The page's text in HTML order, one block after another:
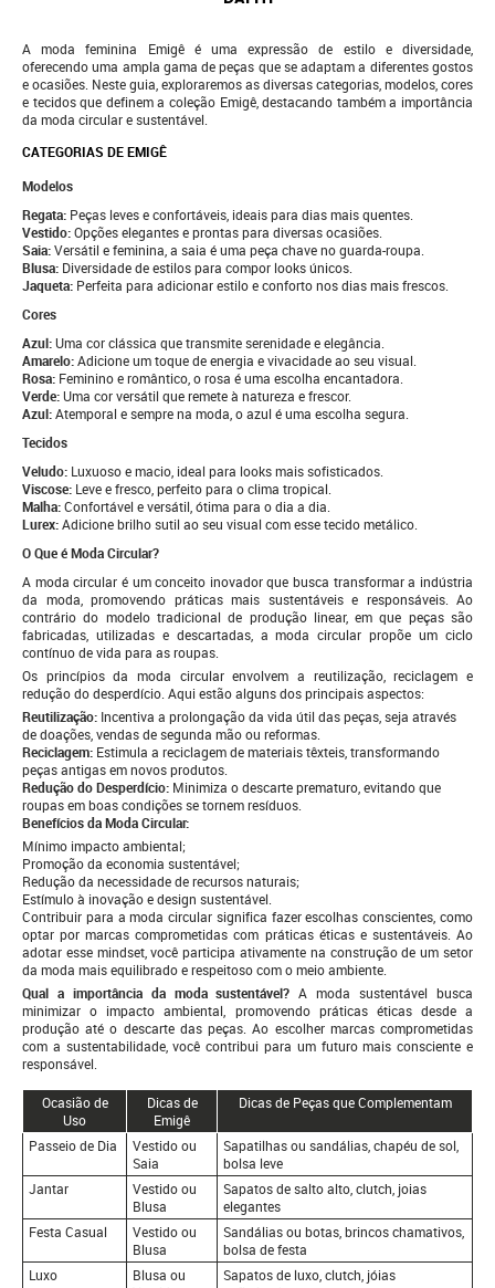
A moda feminina Emigê é uma expressão de estilo e diversidade,
oferecendo uma ampla gama de peças que se adaptam a diferentes gostos
e ocasiões. Neste guia, exploraremos as diversas categorias, modelos, cores
e tecidos que definem a coleção Emigê, destacando também a importância
da moda circular e sustentável.
CATEGORIAS DE EMIGÊ
Modelos
Regata: Peças leves e confortáveis, ideais para dias mais quentes.
Vestido:Opções elegantes e prontas para diversas ocasiões.
Saia:Versátil e feminina, a saia é uma peça chave no guarda-roupa.
Blusa: Diversidade de estilos para compor looks únicos.
Jaqueta: Perfeita para adicionar estilo e conforto nos dias mais frescos.
Cores
Azul:Uma cor clássica que transmite serenidade e elegância.
Amarelo:Adicione um toque de energia e vivacidade ao seu visual.
Rosa: Feminino e romântico, o rosa é uma escolha encantadora.
Verde:Uma cor versátil que remete à natureza e frescor.
Azul:Atemporal e sempre na moda, o azul é uma escolha segura.
Tecidos
Veludo: Luxuoso e macio, ideal para looks mais sofisticados.
Viscose: Leve e fresco, perfeito para o clima tropical.
Malha:Confortável e versátil, ótima para o dia a dia.
Lurex:Adicione brilho sutil ao seu visual com esse tecido metálico.
O Que é Moda Circular?
A moda circular é um conceito inovador que busca transformar a indústria
da moda, promovendo práticas mais sustentáveis e responsáveis. Ao
contrário do modelo tradicional de produção linear, em que peças são
fabricadas, utilizadas e descartadas, a moda circular propõe um ciclo
contínuo de vida para as roupas.
Os princípios da moda circular envolvem a reutilização, reciclagem e
redução do desperdício. Aqui estão alguns dos principais aspectos:
Reutilização: Incentiva a prolongação da vida útil das peças, seja através
de doações, vendas de segunda mão ou reformas.
Reciclagem: Estimula a reciclagem de materiais têxteis, transformando
peças antigas em novos produtos.
Redução do Desperdício: Minimiza o descarte prematuro, evitando que
roupas em boas condições se tornem resíduos.
Benefícios da Moda Circular:
Mínimo impacto ambiental;
Promoção da economia sustentável;
Redução da necessidade de recursos naturais;
Estímulo à inovação e design sustentável.
Contribuir para a moda circular significa fazer escolhas conscientes, como
optar por marcas comprometidas com práticas éticas e sustentáveis. Ao
adotar esse mindset, você participa ativamente na construção de um setor
da moda mais equilibrado e respeitoso com o meio ambiente.
Qual a importância da moda sustentável? A moda sustentável busca
minimizar o impacto ambiental, promovendo práticas éticas desde a
produção até o descarte das peças. Ao escolher marcas comprometidas
com a sustentabilidade, você contribui para um futuro mais consciente e
responsável.
Ocasião de
Uso
Dicas de
Emigê
Dicas de Peças que Complementam
Passeio de Dia
Vestido ou
Saia
Sapatilhas ou sandálias, chapéu de sol,
bolsa leve
Jantar
Vestido ou
Blusa
Sapatos de salto alto, clutch, joias
elegantes
Festa Casual
Vestido ou
Blusa
Sandálias ou botas, brincos chamativos,
bolsa de festa
Luxo
Blusa ou
Sapatos de luxo, clutch, jóias